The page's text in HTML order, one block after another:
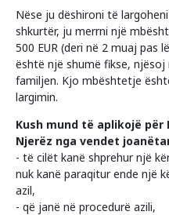
Nëse ju dëshironi të
shkurtër, ju merrni një
500 EUR (deri në 2 muaj pas
është një shumë fikse,
familjen. Kjo mbështetje
largimin.
Kush mund të aplikojë për
Njerëz nga vendet
- të cilët kanë shprehur një
nuk kanë paraqitur ende një
azil,
- që janë në procedurë azili,